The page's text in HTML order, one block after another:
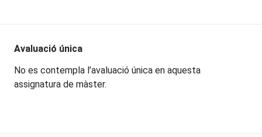
Avaluació única
No es contempla l’avaluació única en aquesta
assignatura de màster.